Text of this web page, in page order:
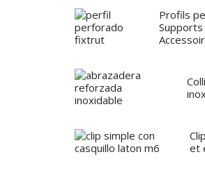
Profils
et